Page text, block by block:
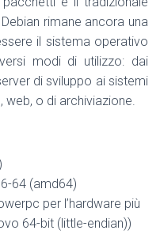
rimane ancora una
il sistema operativo
modi di utilizzo: dai
di sviluppo ai sistemi
web, o di archiviazione.
64 (amd64)
per l’hardware più
64-bit (little-endian))